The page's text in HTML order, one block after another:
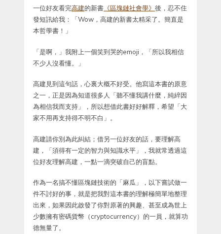
一位好友看完高建的新書 《區塊鏈社會學》 後，忍不住
發短訊給我：「Wow，高建的新書太精采了。簡直是
本哲學書！」
「是啊，」我附上一個笑到哭的emoji，「所以我相信
不少人沒看懂。」
高建見到這句話，心裏大概不好受。他寫這本書的原意
之一，正是因為知道很多人「聽不懂我講什麼，純綷因
為相信我而支持」，所以想借此書好好解釋，希望「大
家不用再支持得不明不白」。
高建請你別為此糾結；借另一位好友的話，要理解高
建，「須得有一定的智力與知識水平」，我就常透過這
位好友理解高建，一點一滴突破自己的盲點。
作為一名搞不懂區塊鏈技術的「麻瓜」，以下嘗試做一
件不討好的事，就是把我對這本書的理解極簡單地整理
出來，如果因此啟發了你對原著的興趣、甚至成為世上
少數擁有密碼貨幣（cryptocurrency）的一員，就算功
德無量了。